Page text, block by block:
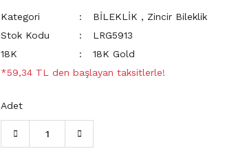
Kategori BİLEKLİK , Zincir Bileklik
Stok Kodu
LRG5913
18K
18K Gold
*59,34 TL den başlayan taksitlerle!
Adet